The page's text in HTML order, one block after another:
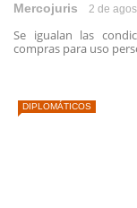
Mercojuris 2 de
Se igualan las
compras para uso
DIPLOMÁTICOS